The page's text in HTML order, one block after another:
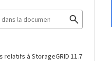
relatifs à StorageGRID 11.7